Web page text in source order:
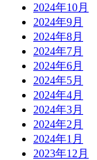
2024年10月
2024年9月
2024年8月
2024年7月
2024年6月
2024年5月
2024年4月
2024年3月
2024年2月
2024年1月
2023年12月